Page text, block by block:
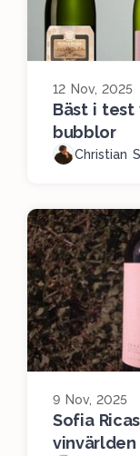
12 Nov, 2025
Bäst i test
bubblor
Christian
9 Nov, 2025
Sofia
vinvärlden